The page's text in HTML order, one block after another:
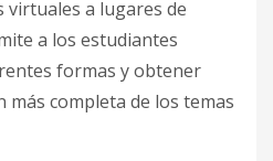
virtuales a lugares de
a los estudiantes
formas y obtener
más completa de los temas